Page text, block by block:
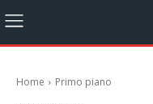
Home Primo piano